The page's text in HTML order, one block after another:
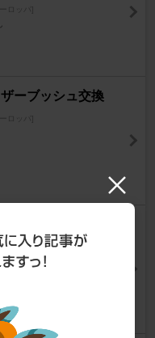
ーロッパ]
ーブッシュ交換
ーロッパ]
ロッパ]